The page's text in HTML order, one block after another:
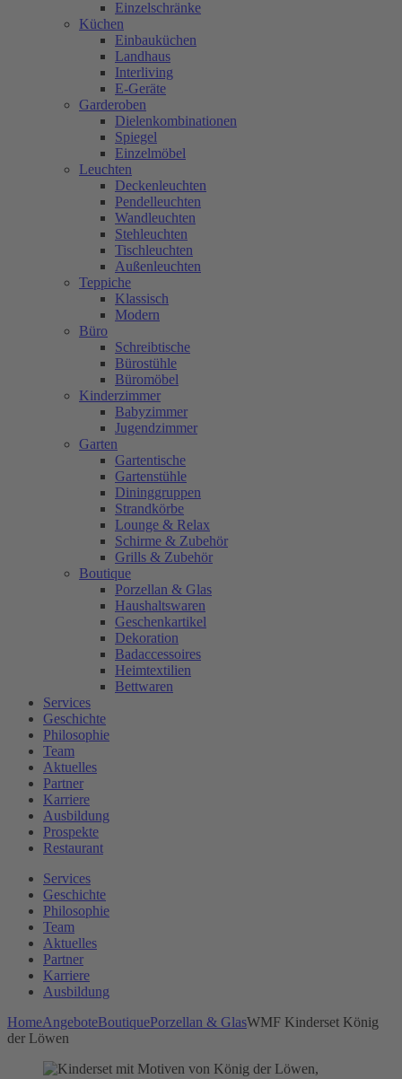
Einzelschränke
Küchen
Einbauküchen
Landhaus
Interliving
E-Geräte
Garderoben
Dielenkombinationen
Spiegel
Einzelmöbel
Leuchten
Deckenleuchten
Pendelleuchten
Wandleuchten
Stehleuchten
Tischleuchten
Außenleuchten
Teppiche
Klassisch
Modern
Büro
Schreibtische
Bürostühle
Büromöbel
Kinderzimmer
Babyzimmer
Jugendzimmer
Garten
Gartentische
Gartenstühle
Dininggruppen
Strandkörbe
Lounge & Relax
Schirme & Zubehör
Grills & Zubehör
Boutique
Porzellan & Glas
Haushaltswaren
Geschenkartikel
Dekoration
Badaccessoires
Heimtextilien
Bettwaren
Services
Geschichte
Philosophie
Team
Aktuelles
Partner
Karriere
Ausbildung
Prospekte
Restaurant
Services
Geschichte
Philosophie
Team
Aktuelles
Partner
Karriere
Ausbildung
HomeAngeboteBoutiquePorzellan & GlasWMF Kinderset König
der Löwen